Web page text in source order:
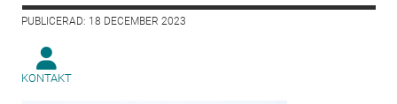
PUBLICERAD: 18 DECEMBER 2023
KONTAKT